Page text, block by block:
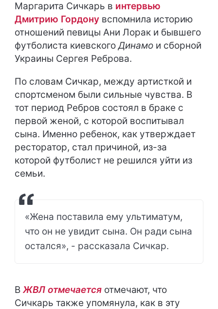
Маргарита Сичкарь в интервью
Дмитрию Гордону вспомнила историю
отношений певицы Ани Лорак и бывшего
футболиста киевскогоДинамо и сборной
Украины Сергея Реброва.
По словам Сичкар, между артисткой и
спортсменом были сильные чувства. В
тот период Ребров состоял в браке с
первой женой, с которой воспитывал
сына. Именно ребенок, как утверждает
ресторатор, стал причиной, из-за
которой футболист не решился уйти из
семьи.
«Жена поставила ему ультиматум,
что он не увидит сына. Он ради сына
остался», - рассказала Сичкар.
В ЖВЛ отмечается отмечают, что
Сичкарь также упомянула, как в эту